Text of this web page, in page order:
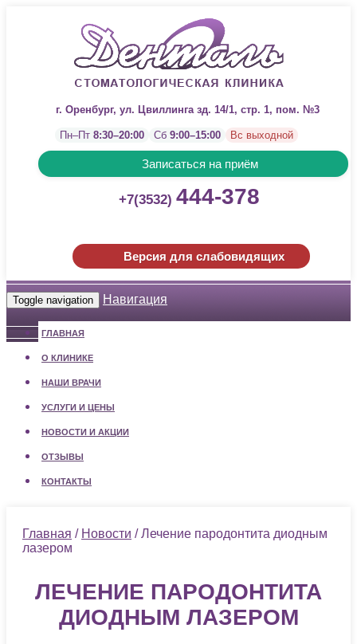
г. Оренбург, ул. Цвиллинга зд. 14/1, стр. 1, пом. №3
Пн–Пт 8:30–20:00 Сб 9:00–15:00 Вс выходной
Записаться на приём
+7(3532) 444-378
Версия для слабовидящих
Toggle navigation Навигация
ГЛАВНАЯ
О КЛИНИКЕ
НАШИ ВРАЧИ
УСЛУГИ И ЦЕНЫ
НОВОСТИ И АКЦИИ
ОТЗЫВЫ
КОНТАКТЫ
Главная / Новости / Лечение пародонтита диодным
лазером
ЛЕЧЕНИЕ ПАРОДОНТИТА
ДИОДНЫМ ЛАЗЕРОМ